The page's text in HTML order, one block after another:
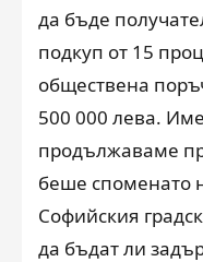
да бъде
подкуп от 15
обществена
500 000 лева.
продължаваме
беше споменато
Софийския
да бъдат ли